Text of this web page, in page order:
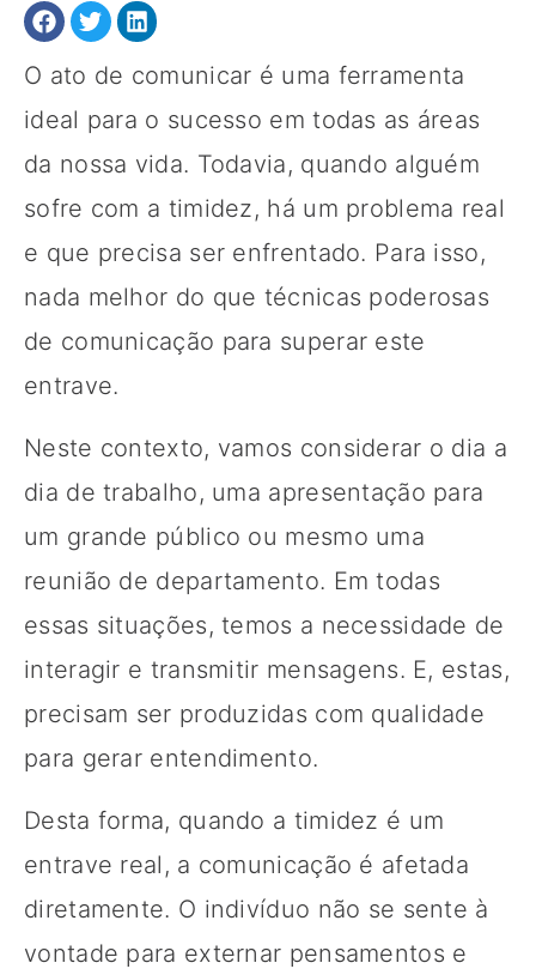
O ato de comunicar é uma ferramenta
ideal para o sucesso em todas as áreas
da nossa vida. Todavia, quando alguém
sofre com a timidez, há um problema real
e que precisa ser enfrentado. Para isso,
nada melhor do que técnicas poderosas
de comunicação para superar este
entrave.
Neste contexto, vamos considerar o dia a
dia de trabalho, uma apresentação para
um grande público ou mesmo uma
reunião de departamento. Em todas
essas situações, temos a necessidade de
interagir e transmitir mensagens. E, estas,
precisam ser produzidas com qualidade
para gerar entendimento.
Desta forma, quando a timidez é um
entrave real, a comunicação é afetada
diretamente. O indivíduo não se sente à
vontade para externar pensamentos e